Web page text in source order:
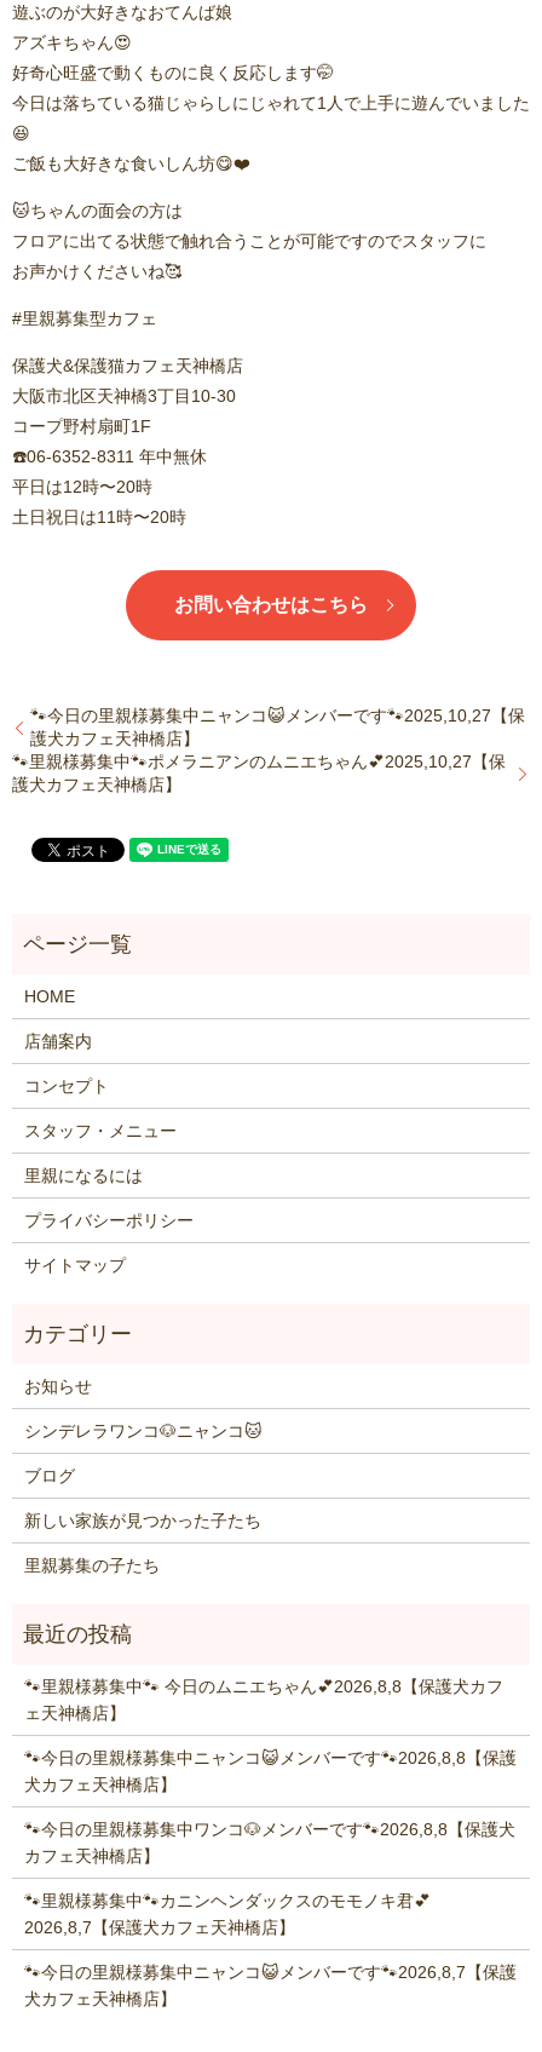
遊ぶのが大好きなおてんば娘
アズキちゃん😍
好奇心旺盛で動くものに良く反応します🤭
今日は落ちている猫じゃらしにじゃれて1人で上手に遊んでいました
😆
ご飯も大好きな食いしん坊😋❤️
🐱ちゃんの面会の方は
フロアに出てる状態で触れ合うことが可能ですのでスタッフに
お声かけくださいね🥰
#里親募集型カフェ
保護犬&保護猫カフェ天神橋店
大阪市北区天神橋3丁目10-30
コープ野村扇町1F
☎️06-6352-8311 年中無休
平日は12時〜20時
土日祝日は11時〜20時
お問い合わせはこちら
🐾今日の里親様募集中ニャンコ😺メンバーです🐾2025,10,27【保
護犬カフェ天神橋店】
🐾里親様募集中🐾ポメラニアンのムニエちゃん💕2025,10,27【保
護犬カフェ天神橋店】
HOME
店舗案内
コンセプト
スタッフ・メニュー
里親になるには
プライバシーポリシー
サイトマップ
お知らせ
シンデレラワンコ🐶ニャンコ🐱
ブログ
新しい家族が見つかった子たち
里親募集の子たち
🐾里親様募集中🐾 今日のムニエちゃん💕2026,8,8【保護犬カフ
ェ天神橋店】
🐾今日の里親様募集中ニャンコ😺メンバーです🐾2026,8,8【保護
犬カフェ天神橋店】
🐾今日の里親様募集中ワンコ🐶メンバーです🐾2026,8,8【保護犬
カフェ天神橋店】
🐾里親様募集中🐾カニンヘンダックスのモモノキ君💕
2026,8,7【保護犬カフェ天神橋店】
🐾今日の里親様募集中ニャンコ😺メンバーです🐾2026,8,7【保護
犬カフェ天神橋店】